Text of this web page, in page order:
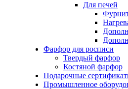
Для печей
Фарфор для росписи
Твердый фарфор
Костяной фарфор
Подарочные
Промышленное